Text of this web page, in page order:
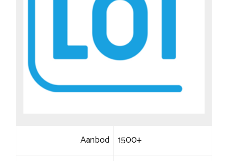
Aanbod 1500+